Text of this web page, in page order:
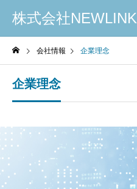
株式会社NEWLINK
会社情報 企業理念
企業理念